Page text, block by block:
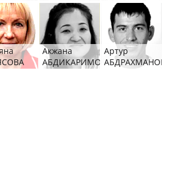
Акжана
АБДИКАРИМОВА
Артур
АБДРАХМАНОВ